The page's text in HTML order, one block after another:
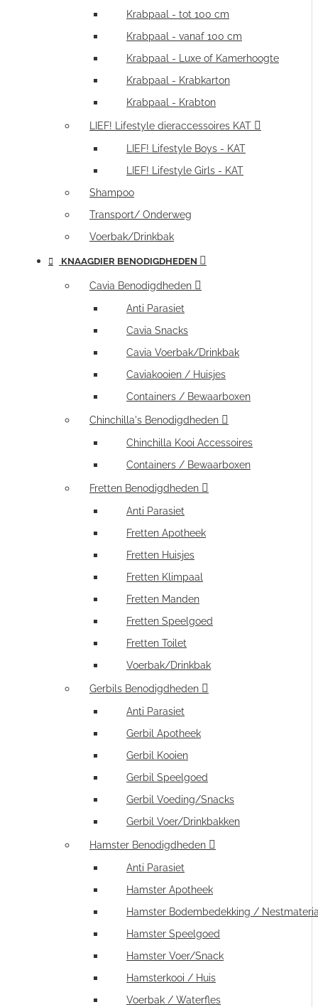
Krabpaal - tot 100 cm
Krabpaal - vanaf 100 cm
Krabpaal - Luxe of Kamerhoogte
Krabpaal - Krabkarton
Krabpaal - Krabton
LIEF! Lifestyle dieraccessoires KAT
LIEF! Lifestyle Boys - KAT
LIEF! Lifestyle Girls - KAT
Shampoo
Transport/ Onderweg
Voerbak/Drinkbak
KNAAGDIER BENODIGDHEDEN
Cavia Benodigdheden
Anti Parasiet
Cavia Snacks
Cavia Voerbak/Drinkbak
Caviakooien / Huisjes
Containers / Bewaarboxen
Chinchilla's Benodigdheden
Chinchilla Kooi Accessoires
Containers / Bewaarboxen
Fretten Benodigdheden
Anti Parasiet
Fretten Apotheek
Fretten Huisjes
Fretten Klimpaal
Fretten Manden
Fretten Speelgoed
Fretten Toilet
Voerbak/Drinkbak
Gerbils Benodigdheden
Anti Parasiet
Gerbil Apotheek
Gerbil Kooien
Gerbil Speelgoed
Gerbil Voeding/Snacks
Gerbil Voer/Drinkbakken
Hamster Benodigdheden
Anti Parasiet
Hamster Apotheek
Hamster Bodembedekking /
Hamster Speelgoed
Hamster Voer/Snack
Hamsterkooi / Huis
Voerbak / Waterfles